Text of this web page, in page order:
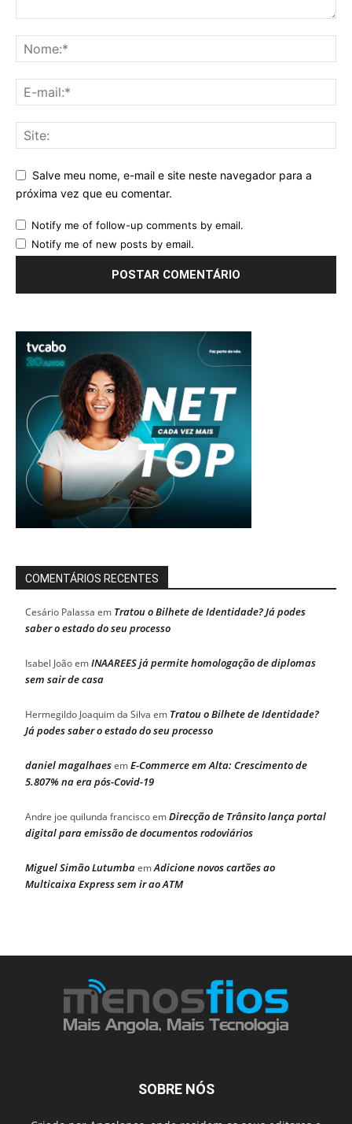
Salve meu nome, e-mail e site neste navegador para a
próxima vez que eu comentar.
Notify me of follow-up comments by email.
Notify me of new posts by email.
COMENTÁRIOS RECENTES
Cesário Palassa em Tratou o Bilhete de Identidade? Já podes
saber o estado do seu processo
Isabel JoãoemINAAREES já permite homologação de diplomas
sem sair de casa
Hermegildo Joaquim da Silva em Tratou o Bilhete de Identidade?
Já podes saber o estado do seu processo
daniel magalhaesemE-Commerce em Alta: Crescimento de
5.807% na era pós-Covid-19
Andre joe quilunda franciscoemDirecção de Trânsito lança portal
digital para emissão de documentos rodoviários
Miguel Simão LutumbaemAdicione novos cartões ao
Multicaixa Express sem ir ao ATM
SOBRE NÓS